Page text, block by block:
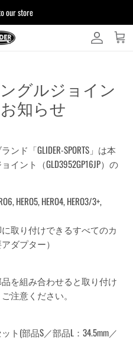
our store
問をまとめており
製品について
グルジョイン
知らせ
ド「GLIDER-SPORTS」は本
ント（GLD3952GP16JP）の
HERO5, HERO4, HERO3/3+,
取り付けできるすべてのカ
ダプター）
を組み合わせると取り付け
注意ください。
ト(部品S／部品L：34.5mm／